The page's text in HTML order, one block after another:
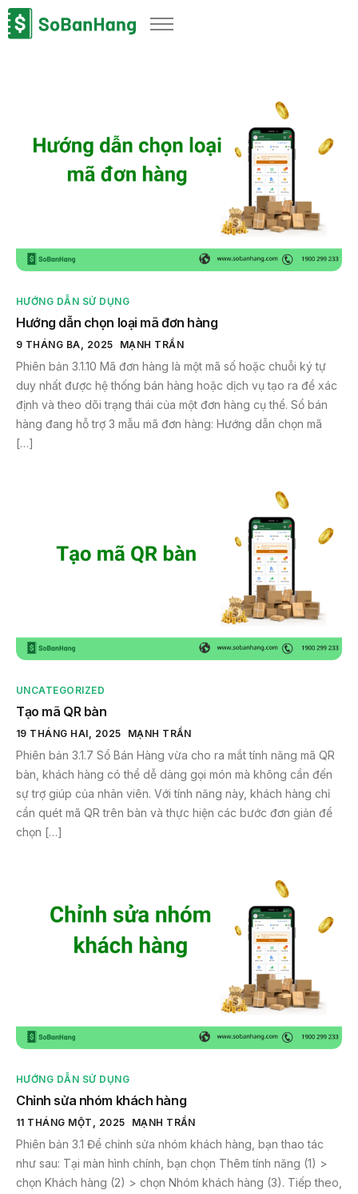
Sản phẩm
Thông tin thuế
HƯỚNG DẪN SỬ DỤNG
Hướng dẫn chọn loại mã đơn hàng
9 THÁNG BA, 2025 MẠNH TRẦN
Phiên bản 3.1.10 Mã đơn hàng là một mã số hoặc chuỗi ký tự
duy nhất được hệ thống bán hàng hoặc dịch vụ tạo ra để xác
định và theo dõi trạng thái của một đơn hàng cụ thể. Sổ bán
hàng đang hỗ trợ 3 mẫu mã đơn hàng: Hướng dẫn chọn mã
[…]
UNCATEGORIZED
Tạo mã QR bàn
19 THÁNG HAI, 2025 MẠNH TRẦN
Phiên bản 3.1.7 Sổ Bán Hàng vừa cho ra mắt tính năng mã QR
bàn, khách hàng có thể dễ dàng gọi món mà không cần đến
sự trợ giúp của nhân viên. Với tính năng này, khách hàng chỉ
cần quét mã QR trên bàn và thực hiện các bước đơn giản để
chọn […]
HƯỚNG DẪN SỬ DỤNG
Chỉnh sửa nhóm khách hàng
11 THÁNG MỘT, 2025 MẠNH TRẦN
Phiên bản 3.1 Để chỉnh sửa nhóm khách hàng, bạn thao tác
như sau: Tại màn hình chính, bạn chọn Thêm tính năng (1) >
chọn Khách hàng (2) > chọn Nhóm khách hàng (3). Tiếp theo,